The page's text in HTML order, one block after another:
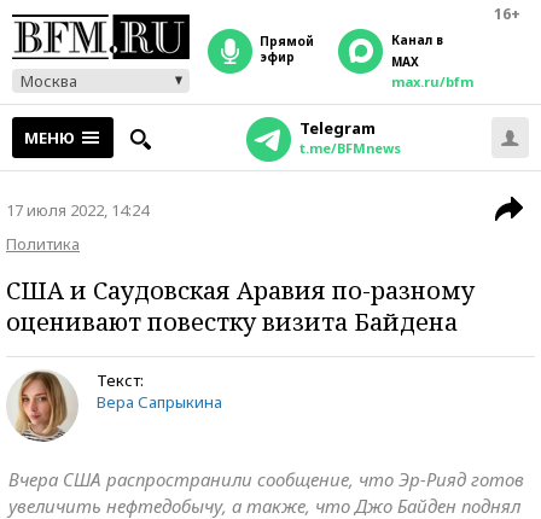
16+
Москва
прямой
эфир
Канал в
MAX
max.ru/bfm
МЕНЮ Telegram
t.me/BFMnews
17 июля 2022, 14:24
Политика
США и Саудовская Аравия по-разному
оценивают повестку визита Байдена
Текст:
Вера Сапрыкина
Вчера США распространили сообщение, что Эр-Рияд готов
увеличить нефтедобычу, а также, что Джо Байден поднял